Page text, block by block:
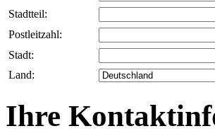
Stadtteil:
Postleitzahl:
Stadt:
Land:
Ihre